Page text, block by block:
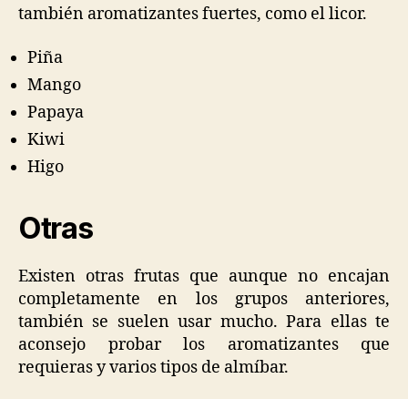
también aromatizantes fuertes, como el licor.
Piña
Mango
Papaya
Kiwi
Higo
Otras
Existen otras frutas que aunque no encajan
completamente en los grupos anteriores,
también se suelen usar mucho. Para ellas te
aconsejo probar los aromatizantes que
requieras y varios tipos de almíbar.